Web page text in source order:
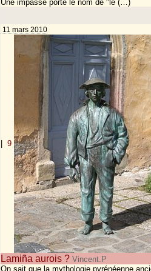
Une impasse porte le nom de "le (…)
11 mars 2010
| 9
Lamiña aurois ? Vincent.P
On sait que la mythologie pyrénéenne